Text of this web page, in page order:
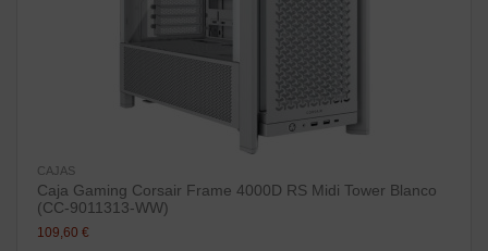
CAJAS
Caja Gaming Corsair Frame 4000D RS Midi Tower Blanco
(CC-9011313-WW)
109,60 €